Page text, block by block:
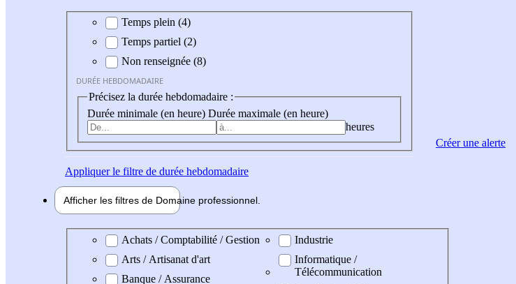
Durée hebdomadaire
Temps plein (4)
Temps partiel (2)
Non renseignée (8)
DURÉE HEBDOMADAIRE
Précisez la durée hebdomadaire :
Durée minimale (en heure) Durée maximale (en heure)
heures
Appliquerle filtre de durée hebdomadaire
Afficher les filtres de Domaine professionnel
Domaine professionel
Achats / Comptabilité / Gestion
Arts / Artisanat d'art
Banque / Assurance
Industrie
Informatique /
Télécommunication
Créer une alerte